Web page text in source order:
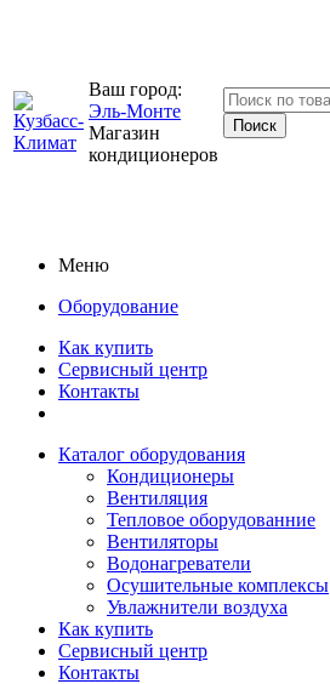
Ваш город:
Эль-Монте
Магазин
кондиционеров
Меню
Оборудование
Как купить
Сервисный центр
Контакты
Каталог оборудования
Кондиционеры
Вентиляция
Тепловое оборудованние
Вентиляторы
Водонагреватели
Осушительные комплексы
Увлажнители воздуха
Как купить
Сервисный центр
Контакты